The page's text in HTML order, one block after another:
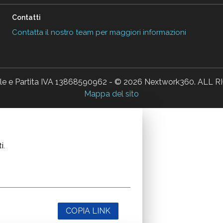
Contatti
Contatta il nostro team per maggiori informazioni
e Partita IVA 13868590962 - © 2026 Nextwork360. ALL
Mappa del sito
COPIA LINK